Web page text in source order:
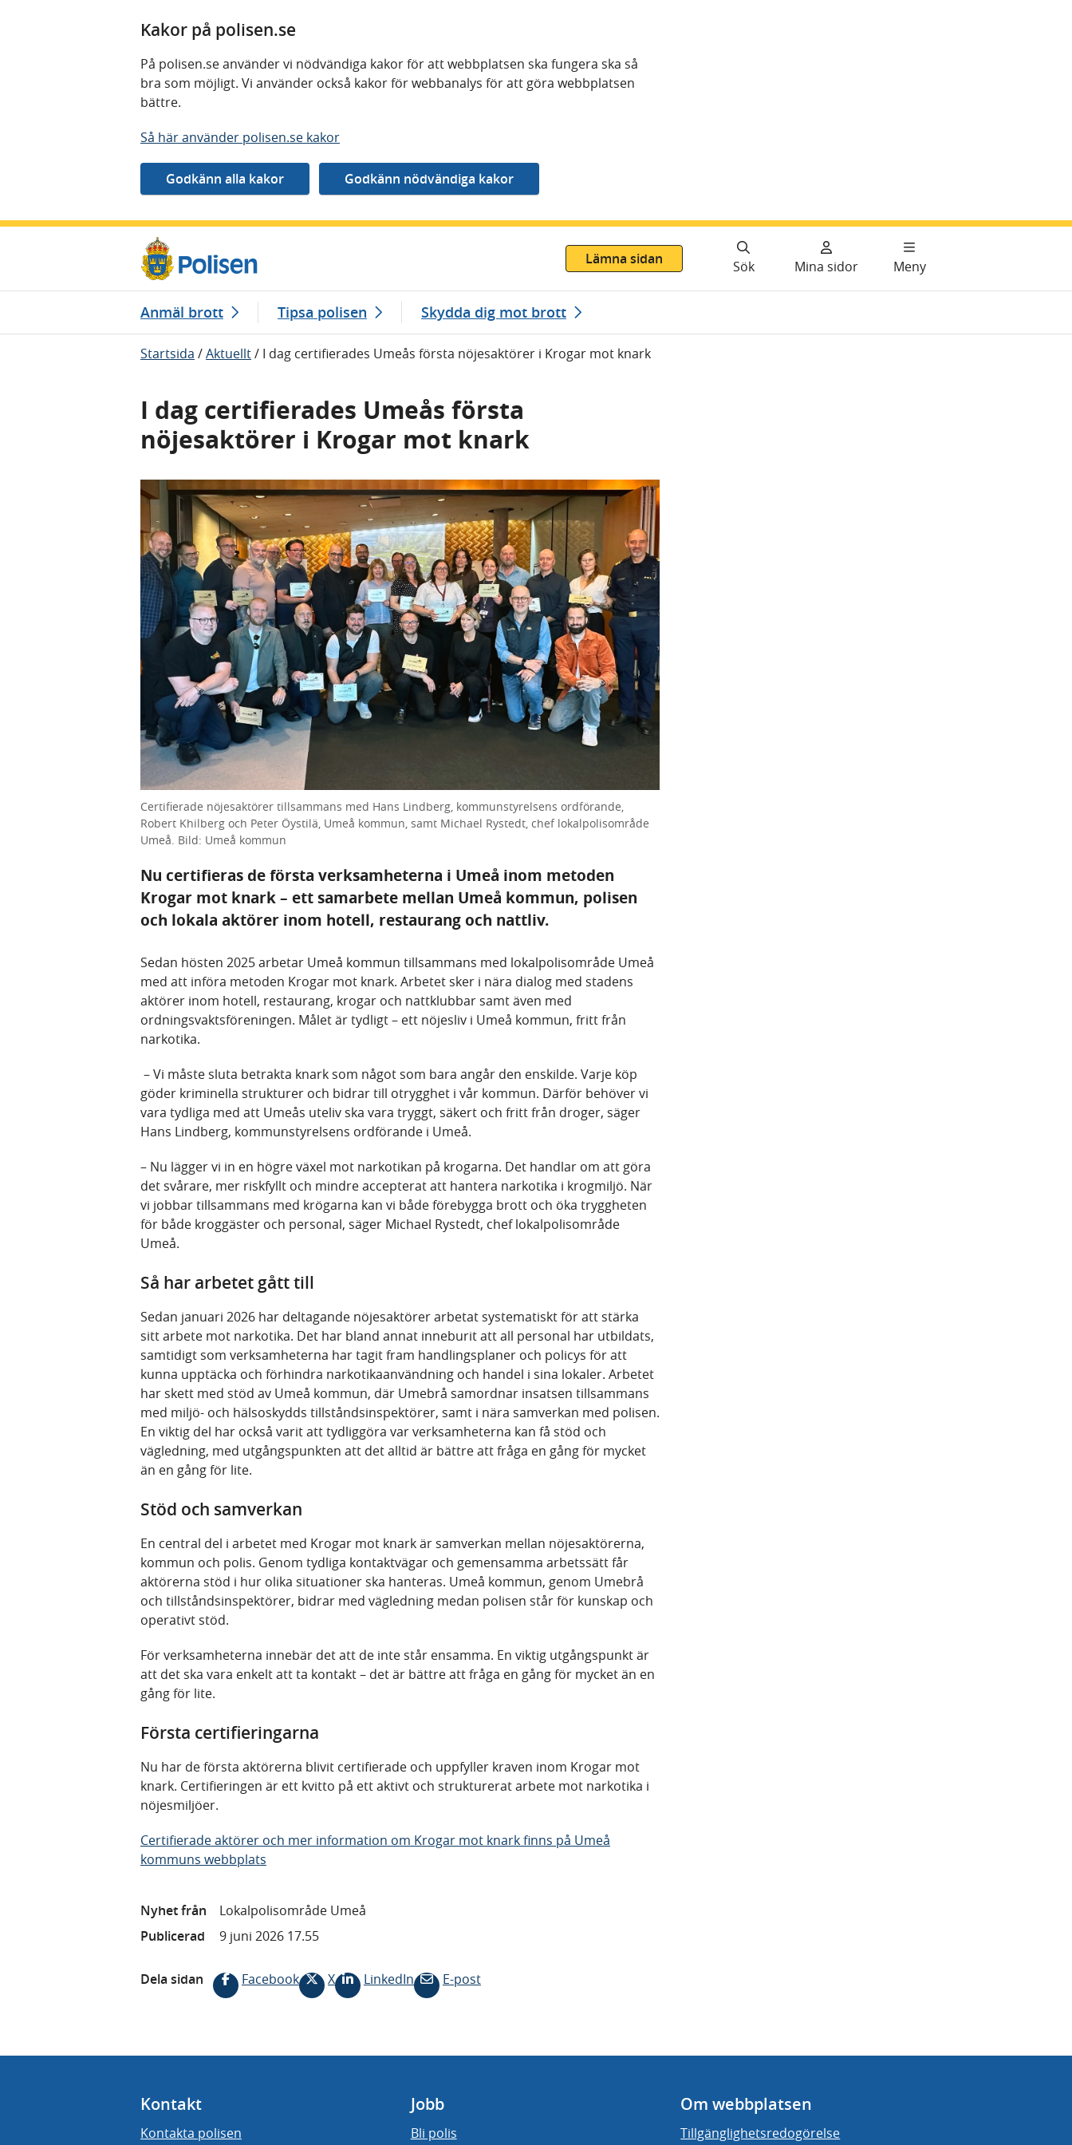
Kakor på polisen.se
På polisen.se använder vi nödvändiga kakor för att webbplatsen ska fungera ska så
bra som möjligt. Vi använder också kakor för webbanalys för att göra webbplatsen
bättre.
Så här använder polisen.se kakor
Lämna sidan
Sök Mina sidor Meny
Anmäl brott Tipsa polisen Skydda dig mot brott
Startsida /Aktuellt/ I dag certifierades Umeås första nöjesaktörer i Krogar mot knark
I dag certifierades Umeås första
nöjesaktörer i Krogar mot knark
Certifierade nöjesaktörer tillsammans med Hans Lindberg, kommunstyrelsens ordförande,
Robert Khilberg och Peter Öystilä, Umeå kommun, samt Michael Rystedt, chef lokalpolisområde
Umeå. Bild: Umeå kommun
Nu certifieras de första verksamheterna i Umeå inom metoden
Krogar mot knark – ett samarbete mellan Umeå kommun, polisen
och lokala aktörer inom hotell, restaurang och nattliv.
Sedan hösten 2025 arbetar Umeå kommun tillsammans med lokalpolisområde Umeå
med att införa metoden Krogar mot knark. Arbetet sker i nära dialog med stadens
aktörer inom hotell, restaurang, krogar och nattklubbar samt även med
ordningsvaktsföreningen. Målet är tydligt – ett nöjesliv i Umeå kommun, fritt från
narkotika.
– Vi måste sluta betrakta knark som något som bara angår den enskilde. Varje köp
göder kriminella strukturer och bidrar till otrygghet i vår kommun. Därför behöver vi
vara tydliga med att Umeås uteliv ska vara tryggt, säkert och fritt från droger, säger
Hans Lindberg, kommunstyrelsens ordförande i Umeå.
– Nu lägger vi in en högre växel mot narkotikan på krogarna. Det handlar om att göra
det svårare, mer riskfyllt och mindre accepterat att hantera narkotika i krogmiljö. När
vi jobbar tillsammans med krögarna kan vi både förebygga brott och öka tryggheten
för både kroggäster och personal, säger Michael Rystedt, chef lokalpolisområde
Umeå.
Så har arbetet gått till
Sedan januari 2026 har deltagande nöjesaktörer arbetat systematiskt för att stärka
sitt arbete mot narkotika. Det har bland annat inneburit att all personal har utbildats,
samtidigt som verksamheterna har tagit fram handlingsplaner och policys för att
kunna upptäcka och förhindra narkotikaanvändning och handel i sina lokaler. Arbetet
har skett med stöd av Umeå kommun, där Umebrå samordnar insatsen tillsammans
med miljö- och hälsoskydds tillståndsinspektörer, samt i nära samverkan med polisen.
En viktig del har också varit att tydliggöra var verksamheterna kan få stöd och
vägledning, med utgångspunkten att det alltid är bättre att fråga en gång för mycket
än en gång för lite.
Stöd och samverkan
En central del i arbetet med Krogar mot knark är samverkan mellan nöjesaktörerna,
kommun och polis. Genom tydliga kontaktvägar och gemensamma arbetssätt får
aktörerna stöd i hur olika situationer ska hanteras. Umeå kommun, genom Umebrå
och tillståndsinspektörer, bidrar med vägledning medan polisen står för kunskap och
operativt stöd.
För verksamheterna innebär det att de inte står ensamma. En viktig utgångspunkt är
att det ska vara enkelt att ta kontakt – det är bättre att fråga en gång för mycket än en
gång för lite.
Första certifieringarna
Nu har de första aktörerna blivit certifierade och uppfyller kraven inom Krogar mot
knark. Certifieringen är ett kvitto på ett aktivt och strukturerat arbete mot narkotika i
nöjesmiljöer.
Certifierade aktörer och mer information om Krogar mot knark finns på Umeå
kommuns webbplats
Nyhet från
Lokalpolisområde Umeå
Publicerad
9 juni 2026 17.55
Dela sidan Facebook X LinkedIn E-post
Kontakt
Kontakta polisen
Jobb
Bli polis
Om webbplatsen
Tillgänglighetsredogörelse